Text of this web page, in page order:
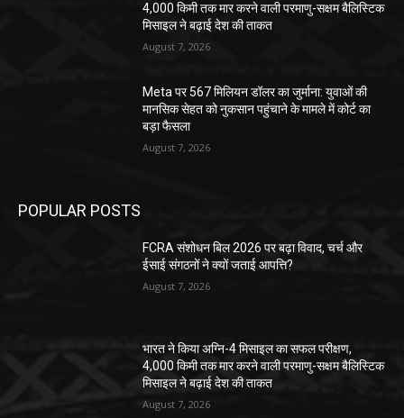
4,000 किमी तक मार करने वाली परमाणु-सक्षम बैलिस्टिक
मिसाइल ने बढ़ाई देश की ताकत
August 7, 2026
Meta पर 567 मिलियन डॉलर का जुर्माना: युवाओं की
मानसिक सेहत को नुकसान पहुंचाने के मामले में कोर्ट का
बड़ा फैसला
August 7, 2026
POPULAR POSTS
FCRA संशोधन बिल 2026 पर बढ़ा विवाद, चर्च और
ईसाई संगठनों ने क्यों जताई आपत्ति?
August 7, 2026
भारत ने किया अग्नि-4 मिसाइल का सफल परीक्षण,
4,000 किमी तक मार करने वाली परमाणु-सक्षम बैलिस्टिक
मिसाइल ने बढ़ाई देश की ताकत
August 7, 2026